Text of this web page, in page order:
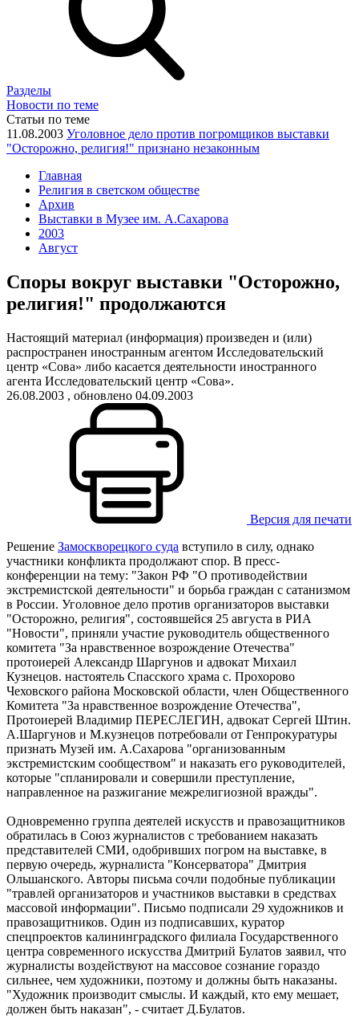
Разделы
Новости по теме
Статьи по теме
11.08.2003 Уголовное дело против погромщиков выставки
"Осторожно, религия!" признано незаконным
Главная
Религия в светском обществе
Архив
Выставки в Музее им. А.Сахарова
2003
Август
Споры вокруг выставки "Осторожно,
религия!" продолжаются
Настоящий материал (информация) произведен и (или)
распространен иностранным агентом Исследовательский
центр «Сова» либо касается деятельности иностранного
агента Исследовательский центр «Сова».
26.08.2003 , обновлено 04.09.2003
Версия для печати
Решение Замоскворецкого суда вступило в силу, однако
участники конфликта продолжают спор. В пресс-
конференции на тему: "Закон РФ "О противодействии
экстремистской деятельности" и борьба граждан с сатанизмом
в России. Уголовное дело против организаторов выставки
"Осторожно, религия", состоявшейся 25 августа в РИА
"Новости", приняли участие руководитель общественного
комитета "За нравственное возрождение Отечества"
протоиерей Александр Шаргунов и адвокат Михаил
Кузнецов. настоятель Спасского храма с. Прохорово
Чеховского района Московской области, член Общественного
Комитета "За нравственное возрождение Отечества",
Протоиерей Владимир ПЕРЕСЛЕГИН, адвокат Сергей Штин.
А.Шаргунов и М.кузнецов потребовали от Генпрокуратуры
признать Музей им. А.Сахарова "организованным
экстремистским сообществом" и наказать его руководителей,
которые "спланировали и совершили преступление,
направленное на разжигание межрелигиозной вражды".
Одновременно группа деятелей искусств и правозащитников
обратилась в Союз журналистов с требованием наказать
представителей СМИ, одобривших погром на выставке, в
первую очередь, журналиста "Консерватора" Дмитрия
Ольшанского. Авторы письма сочли подобные публикации
"травлей организаторов и участников выставки в средствах
массовой информации". Письмо подписали 29 художников и
правозащитников. Один из подписавших, куратор
спецпроектов калининградского филиала Государственного
центра современного искусства Дмитрий Булатов заявил, что
журналисты воздействуют на массовое сознание гораздо
сильнее, чем художники, поэтому и должны быть наказаны.
"Художник производит смыслы. И каждый, кто ему мешает,
должен быть наказан", - считает Д.Булатов.